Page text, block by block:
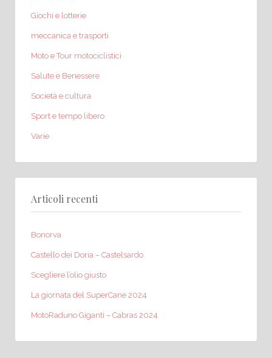
Giochi e lotterie
meccanica e trasporti
Moto e Tour motociclistici
Salute e Benessere
Società e cultura
Sport e tempo libero
Varie
Articoli recenti
Bonorva
Castello dei Doria – Castelsardo
Scegliere l’olio giusto
La giornata del SuperCane 2024
MotoRaduno Giganti – Cabras 2024